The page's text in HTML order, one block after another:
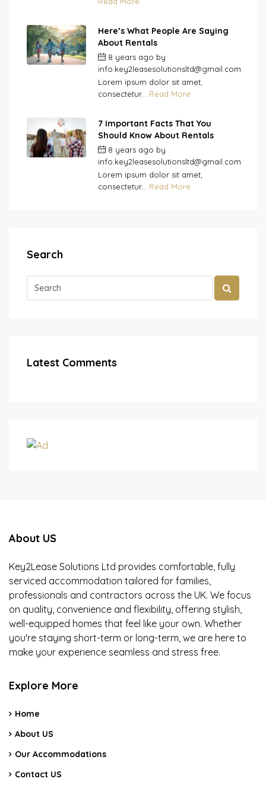
Here’s What People Are Saying
About Rentals
8 years ago by
info.key2leasesolutionsltd@gmail.com
Lorem ipsum dolor sit amet,
consectetur... Read More
7 Important Facts That You
Should Know About Rentals
8 years ago by
info.key2leasesolutionsltd@gmail.com
Lorem ipsum dolor sit amet,
consectetur... Read More
Search
Latest Comments
About US
Key2Lease Solutions Ltd provides comfortable, fully
serviced accommodation tailored for families,
professionals and contractors across the UK. We focus
on quality, convenience and flexibility, offering stylish,
well-equipped homes that feel like your own. Whether
you're staying short-term or long-term, we are here to
make your experience seamless and stress free.
Explore More
Home
About US
Our Accommodations
Contact US